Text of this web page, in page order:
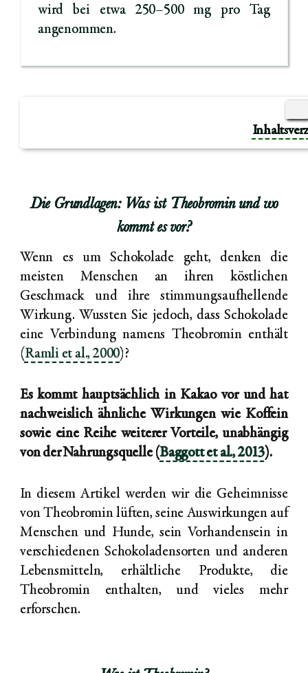
wird bei etwa 250–500 mg pro Tag
angenommen.
Die Grundlagen: Was ist Theobromin und wo
kommt es vor?
Wenn es um Schokolade geht, denken die
meisten Menschen an ihren köstlichen
Geschmack und ihre stimmungsaufhellende
Wirkung. Wussten Sie jedoch, dass Schokolade
eine Verbindung namens Theobromin enthält
(Ramli et al., 2000)?
Es kommt hauptsächlich in Kakao vor und hat
nachweislich ähnliche Wirkungen wie Koffein
sowie eine Reihe weiterer Vorteile, unabhängig
von der Nahrungsquelle (Baggott et al., 2013).
In diesem Artikel werden wir die Geheimnisse
von Theobromin lüften, seine Auswirkungen auf
Menschen und Hunde, sein Vorhandensein in
verschiedenen Schokoladensorten und anderen
Lebensmitteln, erhältliche Produkte, die
Theobromin enthalten, und vieles mehr
erforschen.